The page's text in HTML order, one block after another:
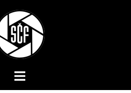
Toggle